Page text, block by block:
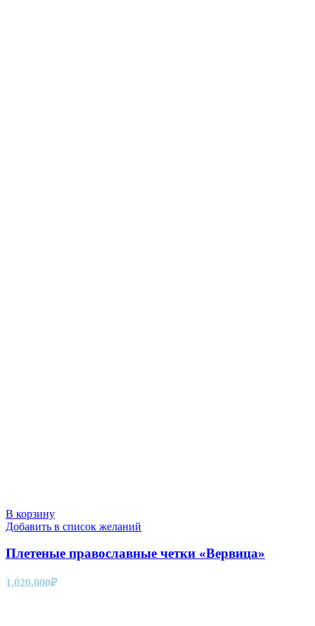
В корзину
Добавить в список желаний
Плетеные православные четки «Вервица»
1,020,000₽